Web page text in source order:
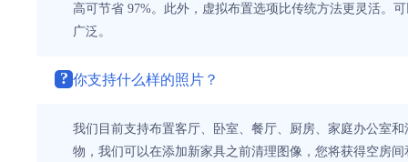
高可节省 97%。此外，虚拟布置选项比传统方法更灵活。
广泛。
? 你支持什么样的照片？
我们目前支持布置客厅、卧室、餐厅、厨房、家庭办公室
物，我们可以在添加新家具之前清理图像，您将获得空房